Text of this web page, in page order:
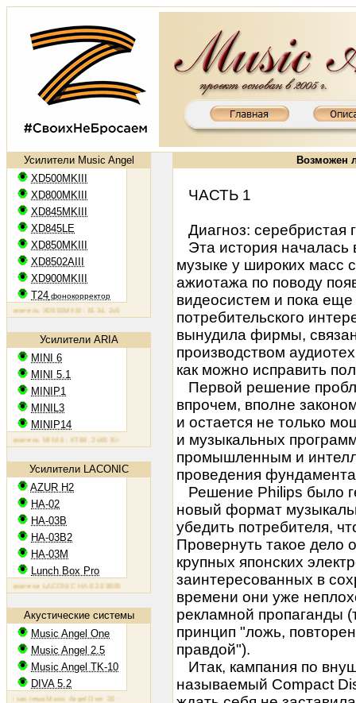
Усилители Music Angel
XD500MKIII
XD800MKIII
XD845MKIII
XD845LE
XD850MKIII
XD8502AIII
XD900MKIII
T24 фонокорректор
XD500MKIII: EL34, 2х50 ВтЛамповый усилитель XD800MKIII: KT88, 2х65 Вт Ламповый
Усилители ARIA
MINI 6
MINI 5.1
MINIP1
MINIL3
MINIP14
MINI 6: KT88, 2х60 ВтЛамповый усилитель MINIP1: 6AQ5, 2х10 ВтЛамповый усилитель
Усилители LACONIC
AZUR H2
HA-02
HA-03B
HA-03B2
HA-03M
Lunch Box Pro
LACONIC HA-02,03B/B2/M: 6N6P, 2х1,2 Вт на 300 Ом
Акустические системы
Music Angel One
Music Angel 2.5
Music Angel TK-10
DIVA 5.2
Music Angel One: 20 - 100 Вт, 38 Гц - 30 кГц, 86 Дб/Вт/м Акустическая система Music Angel
Возможен
ЧАСТЬ 1
Диагноз: серебристая
Эта история началась
музыке у широких масс
ажиотажа по поводу
видеосистем и пока
потребительского
вынудила фирмы,
производством
как можно исправить
Первой решение
впрочем, вполне
и остается не только
и музыкальных
промышленным и
проведения
Решение Philips было
новый формат
убедить потребителя,
Провернуть такое дело
крупных японских
заинтересованных в
времени они уже
рекламной пропаганды
принцип "ложь,
правдой").
Итак, кампания по
называемый Compact